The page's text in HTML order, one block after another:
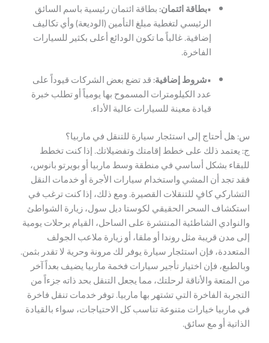
• بطاقة ائتمان:بطاقة ائتمان رئيسية باسم السائق
الرئيسي لتغطية مبلغ التأمين (الوديعة) وأي تكاليف
إضافية. غالباً ما تكون الودائع أعلى بكثير للسيارات
الفاخرة.
• شروط إضافية:قد تضع بعض الشركات قيوداً على
عدد الكيلومترات المسموح بها يومياً أو تطلب خبرة
قيادة معينة للسيارات عالية الأداء.
س: هل أحتاج إلى استئجار سيارة للتنقل في ماربيا؟
ج: يعتمد ذلك على خطط إقامتك وتفضيلاتك. إذا كنت تخطط
للبقاء بشكل أساسي في منطقة وسط ماربيا أو بويرتو بانوس،
فقد تجد أن المشي واستخدام سيارات الأجرة أو خدمات النقل
التشاركي كافٍ للتنقلات القصيرة. ومع ذلك، إذا كنت ترغب في
استكشاف السحر الحقيقي لكوستا ديل سول، زيارة الشواطئ
والنوادي الشاطئية المنتشرة على الساحل، القيام برحلات يومية
إلى مدن قريبة مثل روندا أو ملقا، أو زيارة ملاعب الجولف
المتعددة، فإن استئجار سيارة يوفر لك مرونة وحرية لا تقدر بثمن.
وبالطبع، فإن اختيار تأجير سيارات فخمة ماربيا يضيف بعداً آخر
من المتعة والأناقة لرحلتك، مما يجعل التنقل بحد ذاته جزءاً من
التجربة الفاخرة التي تشتهر بها ماربيا. توفر خدمات تنقل فاخرة
في ماربيا خيارات متنوعة تناسب كل الاحتياجات، سواء بالقيادة
الذاتية أو مع سائق.